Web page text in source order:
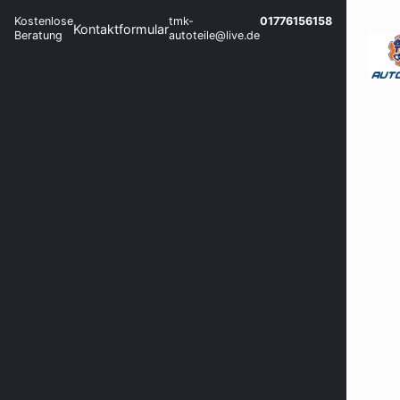
Kostenlose
Beratung
Kontaktformulartmk-
autoteile@live.de
01776156158